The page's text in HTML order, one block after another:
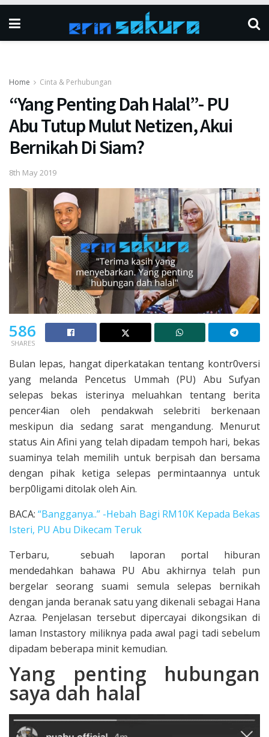
Home Cinta & Perhubungan
“Yang Penting Dah Halal”- PU
Abu Tutup Mulut Netizen, Akui
Bernikah Di Siam?
8th May 2019
586
SHARES
Bulan lepas, hangat diperkatakan tentang kontr0versi
yang melanda Pencetus Ummah (PU) Abu Sufyan
selepas bekas isterinya meluahkan tentang berita
pencer4ian oleh pendakwah selebriti berkenaan
meskipun dia sedang sarat mengandung. Menurut
status Ain Afini yang telah dipadam tempoh hari, bekas
suaminya telah memilih untuk berpisah dan bersama
dengan pihak ketiga selepas permintaannya untuk
berp0ligami ditolak oleh Ain.
BACA:“Bangganya..” -Hebah Bagi RM10K Kepada Bekas
Isteri, PU Abu Dikecam Teruk
Terbaru, sebuah laporan portal hiburan
mendedahkan bahawa PU Abu akhirnya telah pun
bergelar seorang suami semula selepas bernikah
dengan janda beranak satu yang dikenali sebagai Hana
Azraa. Penjelasan tersebut dipercayai dikongsikan di
laman Instastory miliknya pada awal pagi tadi sebelum
dipadam beberapa minit kemudian.
Yang penting hubungan
saya dah halal